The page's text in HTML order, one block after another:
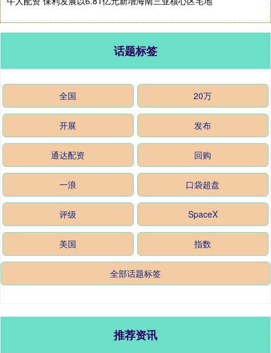
话题标签
全国 20万
开展 发布
通达配资 回购
一浪 口袋超盘
评级 SpaceX
美国 指数
全部话题标签
推荐资讯